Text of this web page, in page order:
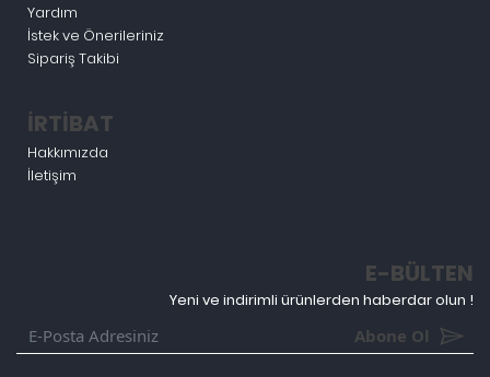
Yardım
İstek ve Önerileriniz
Sipariş Takibi
İRTİBAT
Hakkımızda
İletişim
E-BÜLTEN
Yeni ve indirimli ürünlerden haberdar olun !
Abone Ol